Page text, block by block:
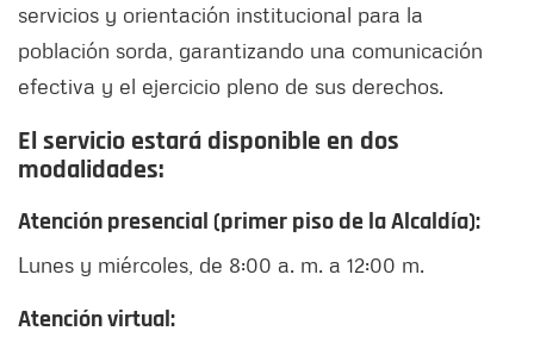
servicios y orientación institucional para la
población sorda, garantizando una comunicación
efectiva y el ejercicio pleno de sus derechos.
El servicio estará disponible en dos
modalidades:
Atención presencial (primer piso de la Alcaldía):
Lunes y miércoles, de 8:00 a. m. a 12:00 m.
Atención virtual: